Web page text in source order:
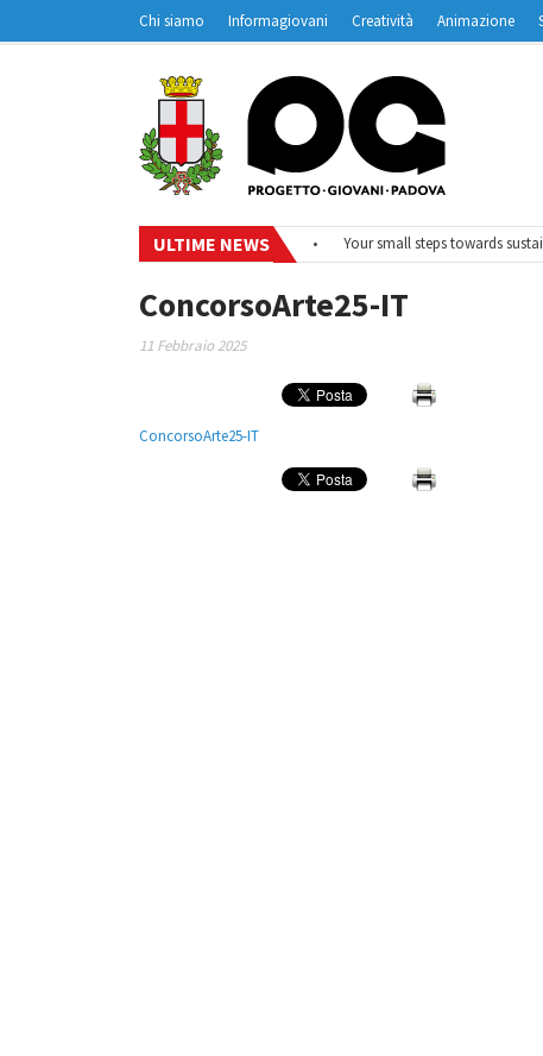
Chi siamo Informagiovani Creatività Animazione
Contatti
Padovanet
ULTIME NEWS
#EurodeskOnAir – Ciclo di webinar Your small steps towards
ConcorsoArte25-IT
11 Febbraio 2025
ConcorsoArte25-IT